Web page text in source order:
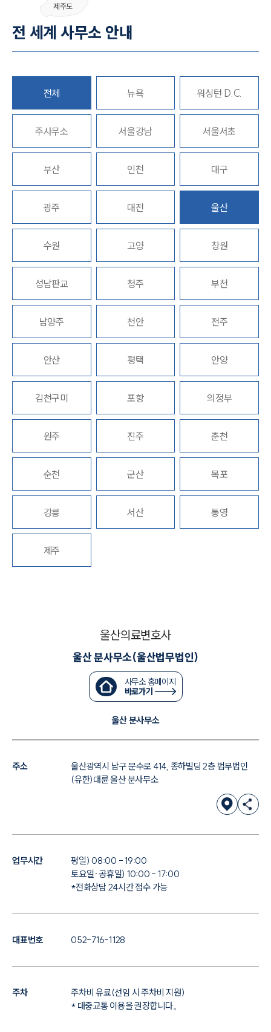
대륜의 강점
기업 의뢰인
오시는 길
고객의 소리
통합검색
업무사례
주요 업무사례
사례분석/최신동향
법률정보
법률지식인
고객후기
업무분야
의료·바이오·헬스케어그룹 업무
전체
구성원 소개
의료전문변호사
소식/자료
언론보도
공지사항
법률서식
뉴스레터/브로슈어
세미나
대륜법률상담예약
제주도
전 세계 사무소 안내
전체 뉴욕 워싱턴 D.C.
주사무소 서울강남 서울서초
부산 인천 대구
광주 대전 울산
수원 고양 창원
성남판교 청주 부천
남양주 천안 전주
안산 평택 안양
김천구미 포항 의정부
원주 진주 춘천
순천 군산 목포
강릉 서산 통영
제주
울산의료변호사
울산 분사무소(울산법무법인)
사무소 홈페이지
바로가기
울산 분사무소
주소
울산광역시 남구 문수로 414, 종하빌딩 2층 법무법인
(유한)대륜 울산 분사무소
업무시간
평일) 08:00 - 19:00
토요일·공휴일) 10:00 - 17:00
*전화상담 24시간 접수 가능
대표번호 052-716-1128
주차
주차비 유료(선임 시 주차비 지원)
* 대중교통 이용을 권장합니다。